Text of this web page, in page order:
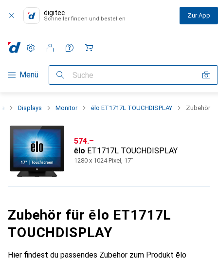
digitec
Schneller finden und bestellen Zur App
Navigation nach Kategorien
Menü Suche
Einstellungen
Kundenkonto
Vergleichslisten
Merklisten
Warenkorb
Displays Monitor ēlo ET1717L TOUCHDISPLAY Zubehör
CHF
574.–
ēlo ET1717L TOUCHDISPLAY
1280 x 1024 Pixel, 17"
Zubehör für ēlo ET1717L
TOUCHDISPLAY
Hier findest du passendes Zubehör zum Produkt ēlo